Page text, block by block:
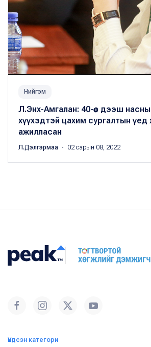
Нийгэм
Л.Энх-Амгалан: 40-өөс дээш
хүүхэдтэй цахим сургалтын үед
ажилласан
Л.Дэлгэрмаа ・ 02 сарын 08, 2022
Үндсэн категори